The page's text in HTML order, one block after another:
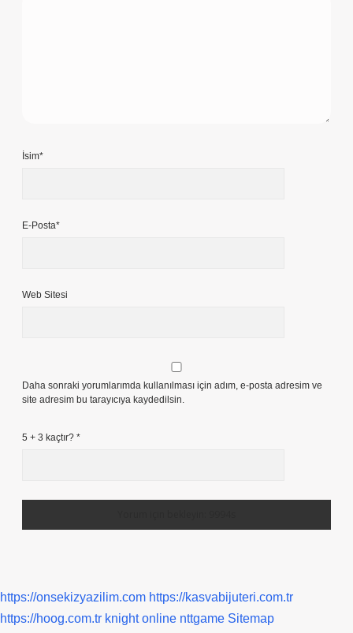
İsim*
E-Posta*
Web Sitesi
Daha sonraki yorumlarımda kullanılması için adım, e-posta adresim ve
site adresim bu tarayıcıya kaydedilsin.
5 + 3 kaçtır? *
https://onsekizyazilim.com https://kasvabijuteri.com.tr
https://hoog.com.tr knight online nttgame Sitemap